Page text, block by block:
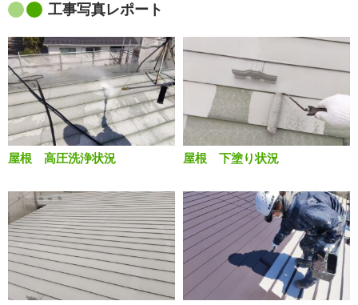
工事写真レポート
屋根 高圧洗浄状況 屋根 下塗り状況